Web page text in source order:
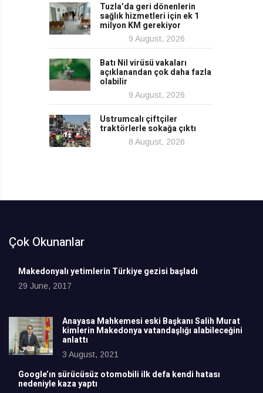
Tuzla’da geri dönenlerin
sağlık hizmetleri için ek 1
milyon KM gerekiyor
9 August, 2026
Batı Nil virüsü vakaları
açıklanandan çok daha fazla
olabilir
9 August, 2026
Ustrumcalı çiftçiler
traktörlerle sokağa çıktı
8 August, 2026
Çok Okunanlar
Makedonyalı yetimlerin Türkiye gezisi başladı
29 June, 2017
Anayasa Mahkemesi eski Başkanı Salih Murat
kimlerin Makedonya vatandaşlığı alabileceğini
anlattı
3 August, 2021
Google’ın sürücüsüz otomobili ilk defa kendi hatası
nedeniyle kaza yaptı